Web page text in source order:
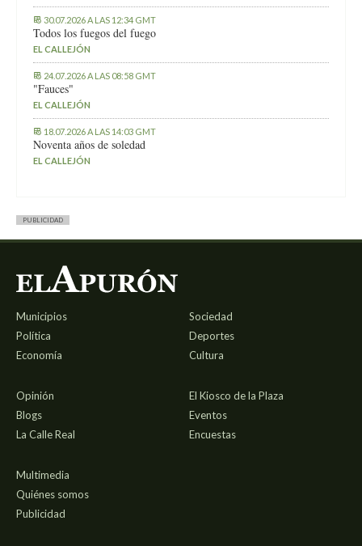
30.07.2026 A LAS 12:34 GMT
Todos los fuegos del fuego
EL CALLEJÓN
24.07.2026 A LAS 08:58 GMT
"Fauces"
EL CALLEJÓN
18.07.2026 A LAS 14:03 GMT
Noventa años de soledad
EL CALLEJÓN
PUBLICIDAD
Municipios
Política
Economía
Sociedad
Deportes
Cultura
Opinión
Blogs
La Calle Real
El Kiosco de la Plaza
Eventos
Encuestas
Multimedia
Quiénes somos
Publicidad